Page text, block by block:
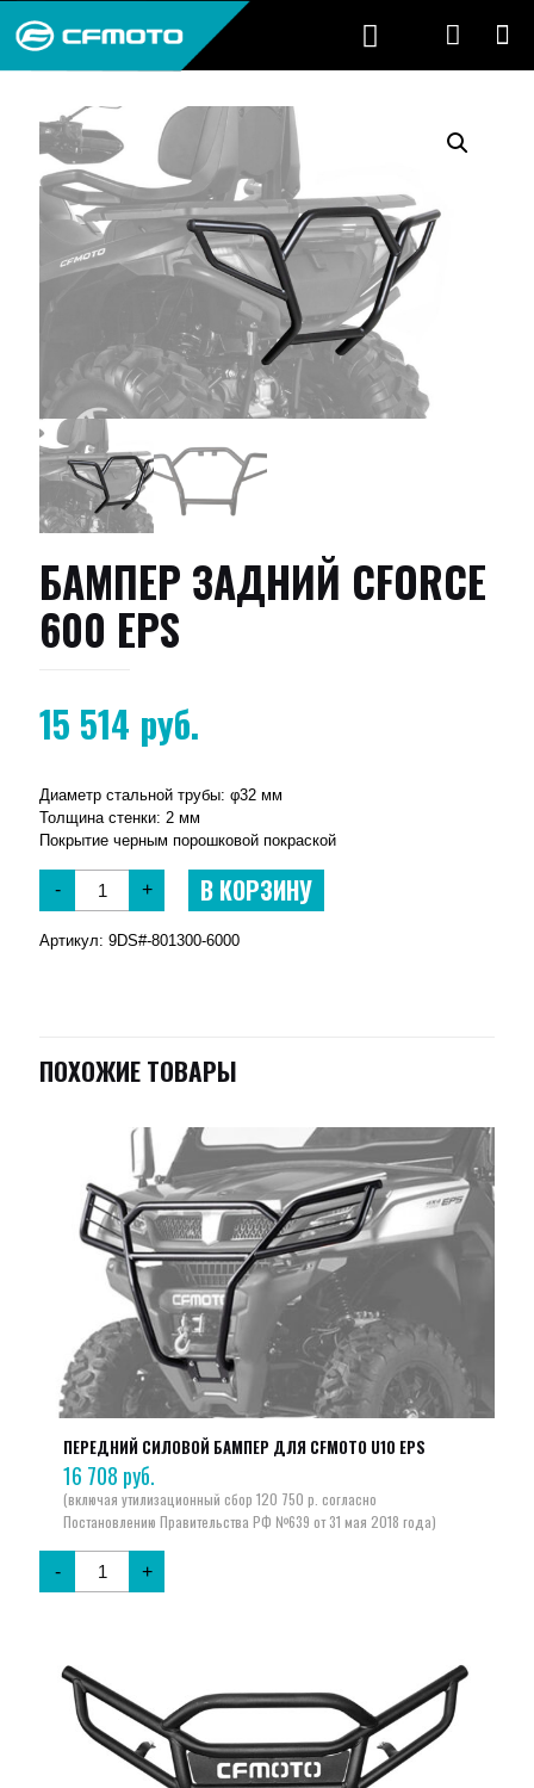
БАМПЕР ЗАДНИЙ CFORCE
600 EPS
15 514 руб.
Диаметр стальной трубы: φ32 мм
Толщина стенки: 2 мм
Покрытие черным порошковой покраской
- + В КОРЗИНУ
Артикул: 9DS#-801300-6000
ПОХОЖИЕ ТОВАРЫ
ПЕРЕДНИЙ СИЛОВОЙ БАМПЕР ДЛЯ CFMOTO U10 EPS
16 708 руб.
- +